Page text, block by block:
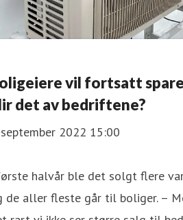
vil fortsatt
det av bedriftene?
2022 15:00
halvår ble det solgt flere
de aller fleste går til boliger. –